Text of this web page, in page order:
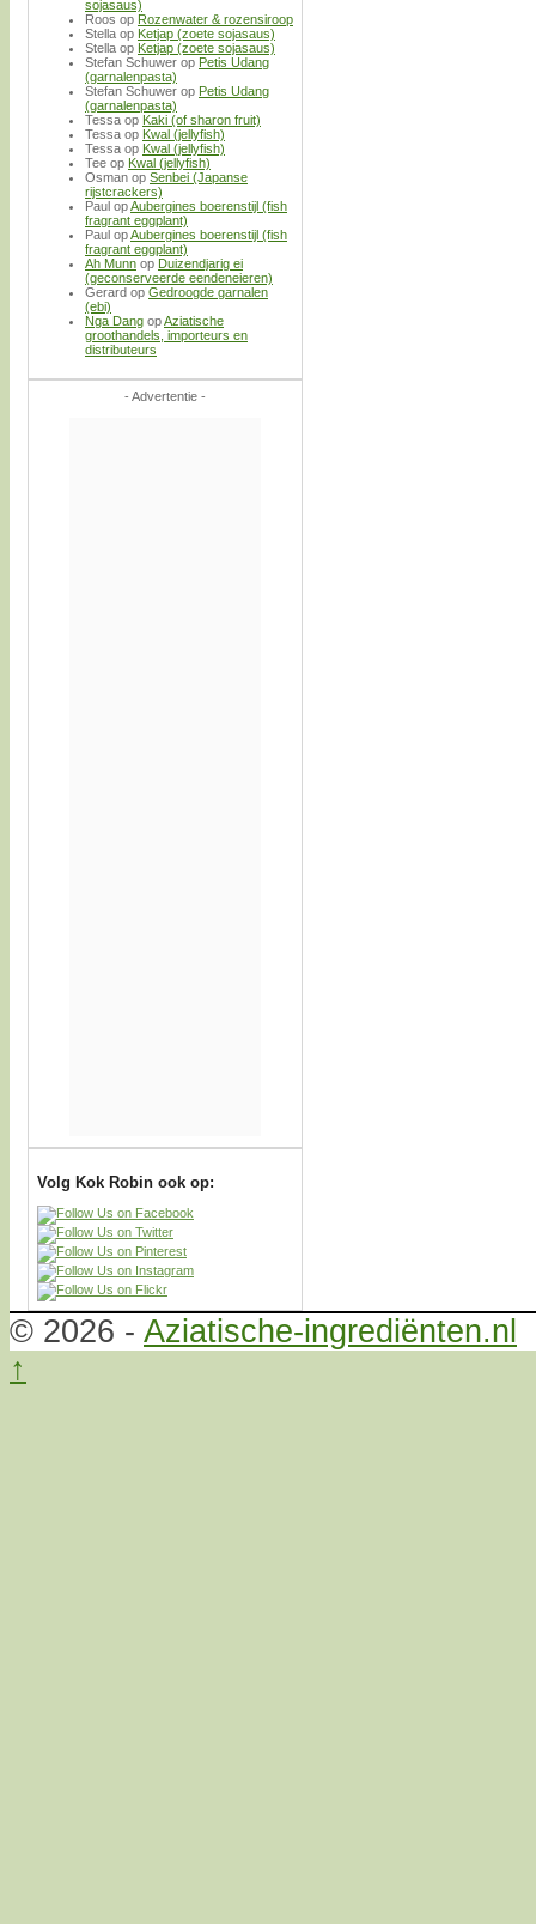
sojasaus)
Roos op Rozenwater & rozensiroop
Stella op Ketjap (zoete sojasaus)
Stella op Ketjap (zoete sojasaus)
Stefan Schuwer op Petis Udang
(garnalenpasta)
Stefan Schuwer op Petis Udang
(garnalenpasta)
Tessa op Kaki (of sharon fruit)
Tessa op Kwal (jellyfish)
Tessa op Kwal (jellyfish)
Tee op Kwal (jellyfish)
Osman op Senbei (Japanse
rijstcrackers)
Paul opAubergines boerenstijl (fish
fragrant eggplant)
Paul opAubergines boerenstijl (fish
fragrant eggplant)
Ah Munn op Duizendjarig ei
(geconserveerde eendeneieren)
Gerard op Gedroogde garnalen
(ebi)
Nga Dang opAziatische
groothandels, importeurs en
distributeurs
- Advertentie -
Volg Kok Robin ook op:
© 2026 - Aziatische-ingrediënten.nl
↑